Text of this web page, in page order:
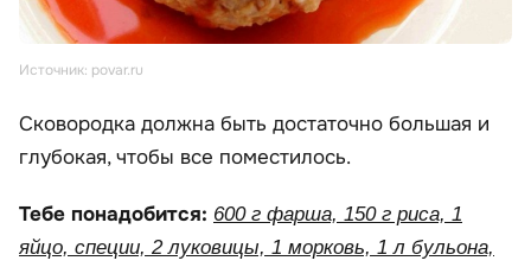
Источник: povar.ru
Сковородка должна быть достаточно большая и
глубокая, чтобы все поместилось.
Тебе понадобится: 600 г фарша, 150 г риса, 1
яйцо, специи, 2 луковицы, 1 морковь, 1 л бульона,